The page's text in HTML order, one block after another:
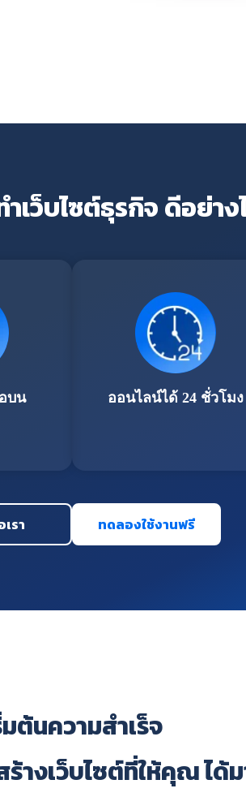
เว็บไซต์ธุรกิจ ดีอย่าง
บน
ออนไลน์ได้ 24 ชั่วโมง
รา ทดลองใช้งานฟรี
มต้นความสำเร็จ
งเว็บไซต์ที่ให้คุณ ได้